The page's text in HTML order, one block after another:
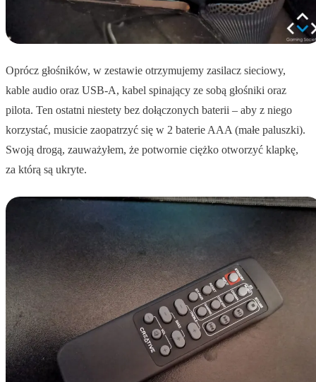
Oprócz głośników, w zestawie otrzymujemy zasilacz sieciowy,
kable audio oraz USB-A, kabel spinający ze sobą głośniki oraz
pilota. Ten ostatni niestety bez dołączonych baterii – aby z niego
korzystać, musicie zaopatrzyć się w 2 baterie AAA (małe paluszki).
Swoją drogą, zauważyłem, że potwornie ciężko otworzyć klapkę,
za którą są ukryte.